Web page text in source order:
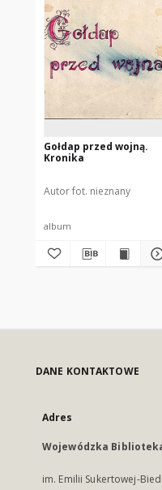
Gołdap przed wojną.
Kronika
Autor fot. nieznany
album
DANE KONTAKTOWE
Adres
Wojewódzka
im. Emilii Sukertowej-